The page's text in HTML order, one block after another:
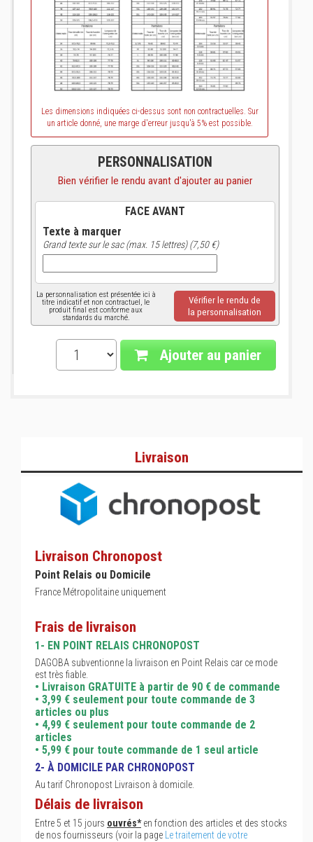
Les dimensions indiquées ci-dessus sont non contractuelles. Sur
un article donné, une marge d'erreur jusqu'à 5% est possible.
PERSONNALISATION
Bien vérifier le rendu avant d'ajouter au panier
FACE AVANT
Texte à marquer
Grand texte sur le sac (max. 15 lettres) (7,50 €)
La personnalisation est présentée ici à
titre indicatif et non contractuel, le
produit final est conforme aux
standards du marché.
Vérifier le rendu de
la personnalisation
Ajouter au panier
Livraison
Livraison Chronopost
Point Relais ou Domicile
France Métropolitaine uniquement
Frais de livraison
1- EN POINT RELAIS CHRONOPOST
DAGOBA subventionne la livraison en Point Relais car ce mode
est très fiable.
• Livraison GRATUITE à partir de 90 € de commande
• 3,99 € seulement pour toute commande de 3
articles ou plus
• 4,99 € seulement pour toute commande de 2
articles
• 5,99 € pour toute commande de 1 seul article
2- À DOMICILE PAR CHRONOPOST
Au tarif Chronopost Livraison à domicile.
Délais de livraison
Entre 5 et 15 jours ouvrés*en fonction des articles et des stocks
de nos fournisseurs (voir la page
Le traitement de votre